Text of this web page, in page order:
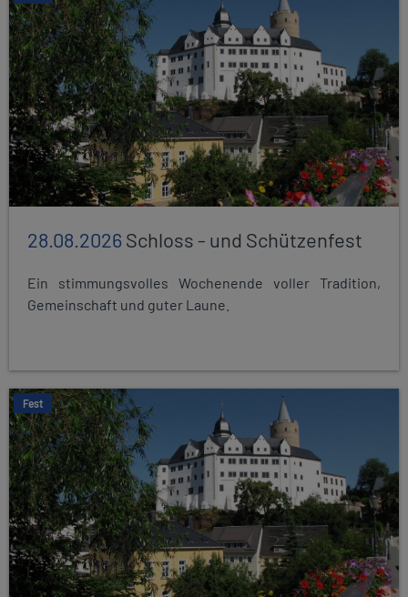
28.08.2026Schloss - und Schützenfest
Ein stimmungsvolles Wochenende voller Tradition,
Gemeinschaft und guter Laune.
Fest